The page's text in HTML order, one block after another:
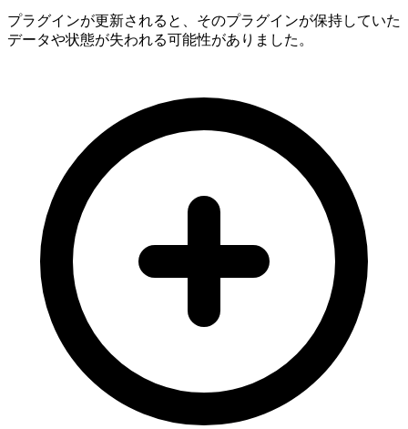
プラグインが更新されると、そのプラグインが保持していた
データや状態が失われる可能性がありました。